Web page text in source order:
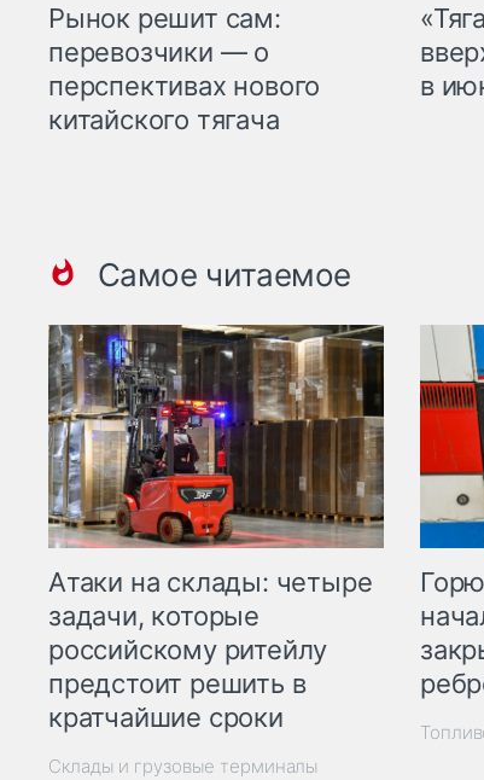
Рынок решит сам:
перевозчики — о
перспективах нового
китайского тягача
в
Самое читаемое
Атаки на склады: четыре
задачи, которые
российскому ритейлу
предстоит решить в
кратчайшие сроки
Склады и грузовые терминалы